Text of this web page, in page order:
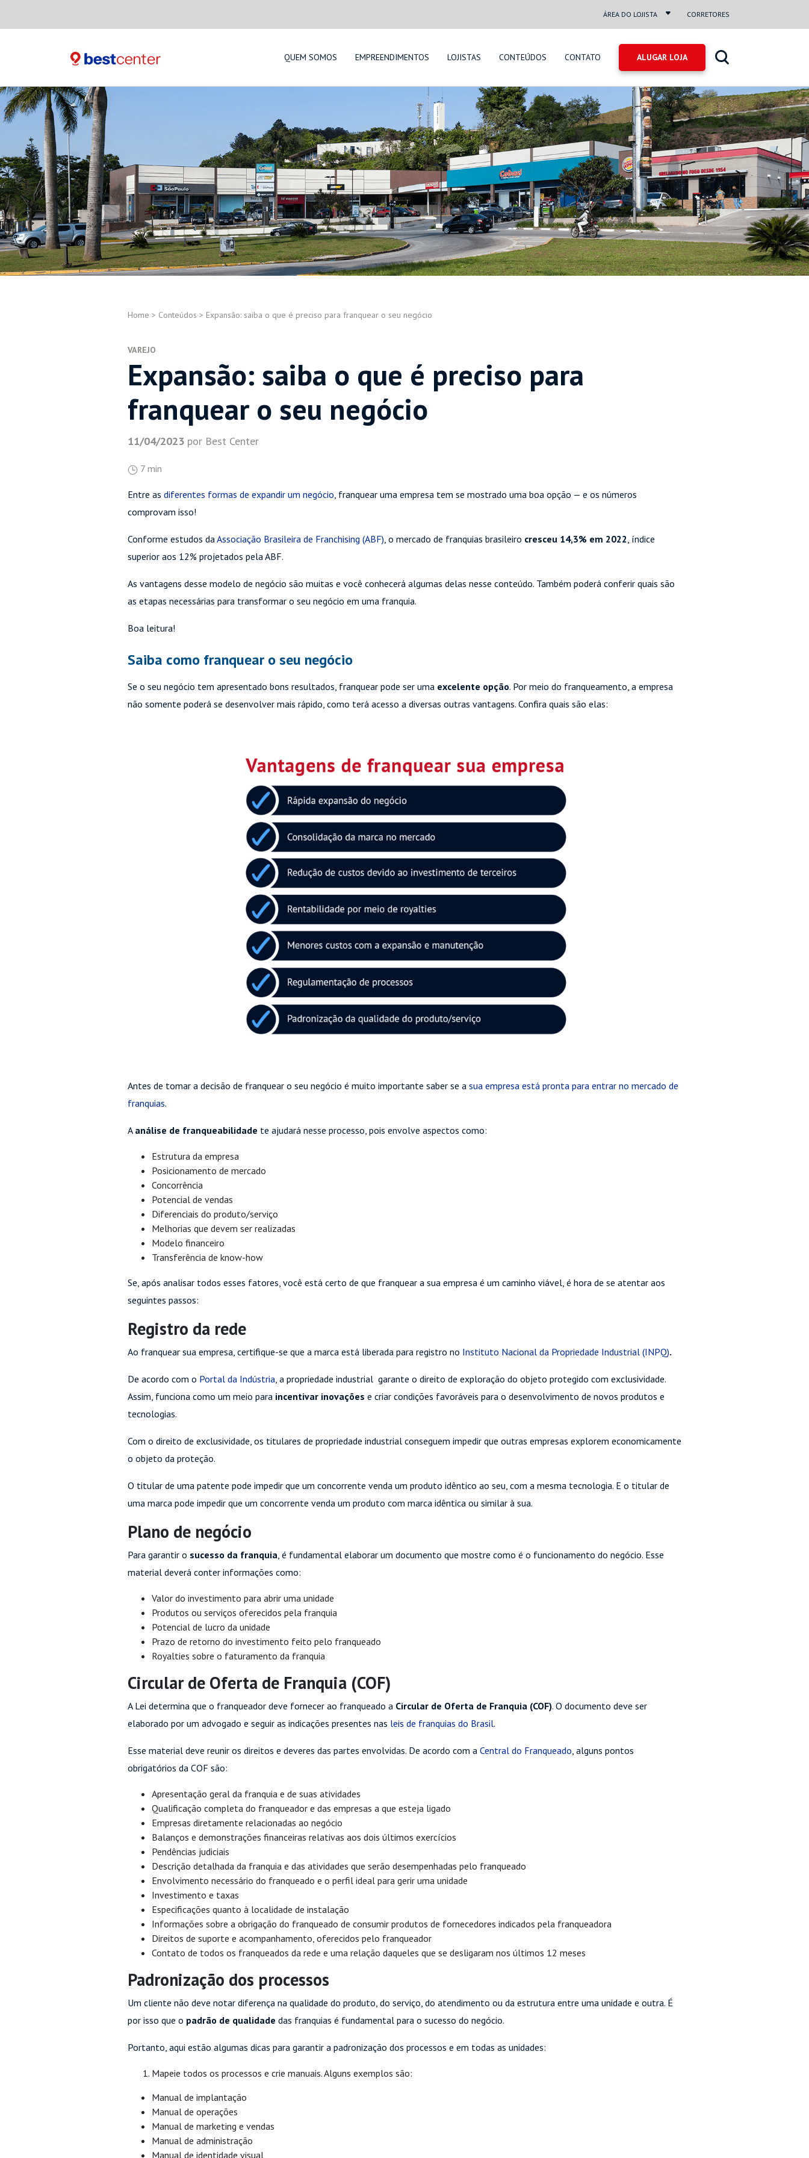
ÁREA DO LOJISTA CORRETORES
QUEM SOMOS EMPREENDIMENTOS LOJISTAS CONTEÚDOS CONTATO
Home > Conteúdos > Expansão: saiba o que é preciso para franquear o seu negócio
VAREJO
Expansão: saiba o que é preciso para
franquear o seu negócio
11/04/2023 por Best Center
7 min
Entre as diferentes formas de expandir um negócio, franquear uma empresa tem se mostrado uma boa opção — e os números
comprovam isso!
Conforme estudos daAssociação Brasileira de Franchising (ABF), o mercado de franquias brasileiro cresceu 14,3% em 2022, índice
superior aos 12% projetados pela ABF.
As vantagens desse modelo de negócio são muitas e você conhecerá algumas delas nesse conteúdo. Também poderá conferir quais são
as etapas necessárias para transformar o seu negócio em uma franquia.
Boa leitura!
Saiba como franquear o seu negócio
Se o seu negócio tem apresentado bons resultados, franquear pode ser uma excelente opção. Por meio do franqueamento, a empresa
não somente poderá se desenvolver mais rápido, como terá acesso a diversas outras vantagens. Confira quais são elas:
Antes de tomar a decisão de franquear o seu negócio é muito importante saber se a sua empresa está pronta para entrar no mercado de
franquias.
A análise de franqueabilidade te ajudará nesse processo, pois envolve aspectos como:
Estrutura da empresa
Posicionamento de mercado
Concorrência
Potencial de vendas
Diferenciais do produto/serviço
Melhorias que devem ser realizadas
Modelo financeiro
Transferência de know-how
Se, após analisar todos esses fatores, você está certo de que franquear a sua empresa é um caminho viável, é hora de se atentar aos
seguintes passos:
Registro da rede
Ao franquear sua empresa, certifique-se que a marca está liberada para registro no Instituto Nacional da Propriedade Industrial (INPQ).
De acordo com o Portal da Indústria, a propriedade industrial garante o direito de exploração do objeto protegido com exclusividade.
Assim, funciona como um meio para incentivar inovações e criar condições favoráveis ​​para o desenvolvimento de novos produtos e
tecnologias.
Com o direito de exclusividade, os titulares de propriedade industrial conseguem impedir que outras empresas explorem economicamente
o objeto da proteção.
O titular de uma patente pode impedir que um concorrente venda um produto idêntico ao seu, com a mesma tecnologia. E o titular de
uma marca pode impedir que um concorrente venda um produto com marca idêntica ou similar à sua.
Plano de negócio
Para garantir o sucesso da franquia, é fundamental elaborar um documento que mostre como é o funcionamento do negócio. Esse
material deverá conter informações como:
Valor do investimento para abrir uma unidade
Produtos ou serviços oferecidos pela franquia
Potencial de lucro da unidade
Prazo de retorno do investimento feito pelo franqueado
Royalties sobre o faturamento da franquia
Circular de Oferta de Franquia (COF)
A Lei determina que o franqueador deve fornecer ao franqueado a Circular de Oferta de Franquia (COF). O documento deve ser
elaborado por um advogado e seguir as indicações presentes nas leis de franquias do Brasil.
Esse material deve reunir os direitos e deveres das partes envolvidas. De acordo com a Central do Franqueado, alguns pontos
obrigatórios da COF são:
Apresentação geral da franquia e de suas atividades
Qualificação completa do franqueador e das empresas a que esteja ligado
Empresas diretamente relacionadas ao negócio
Balanços e demonstrações financeiras relativas aos dois últimos exercícios
Pendências judiciais
Descrição detalhada da franquia e das atividades que serão desempenhadas pelo franqueado
Envolvimento necessário do franqueado e o perfil ideal para gerir uma unidade
Investimento e taxas
Especificações quanto à localidade de instalação
Informações sobre a obrigação do franqueado de consumir produtos de fornecedores indicados pela franqueadora
Direitos de suporte e acompanhamento, oferecidos pelo franqueador
Contato de todos os franqueados da rede e uma relação daqueles que se desligaram nos últimos 12 meses
Padronização dos processos
Um cliente não deve notar diferença na qualidade do produto, do serviço, do atendimento ou da estrutura entre uma unidade e outra. É
por isso que o padrão de qualidade das franquias é fundamental para o sucesso do negócio.
Portanto, aqui estão algumas dicas para garantir a padronização dos processos e em todas as unidades:
Mapeie todos os processos e crie manuais. Alguns exemplos são:
Manual de implantação
Manual de operações
Manual de marketing e vendas
Manual de administração
Manual de identidade visual